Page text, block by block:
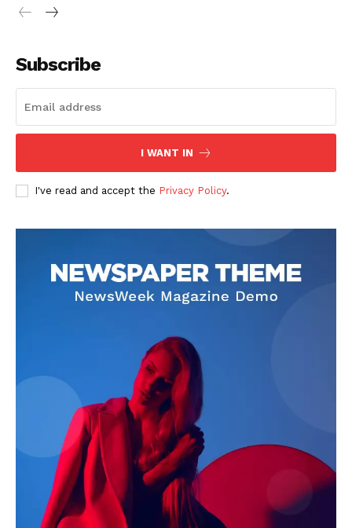
Subscribe
I WANT IN
I've read and accept the Privacy Policy.